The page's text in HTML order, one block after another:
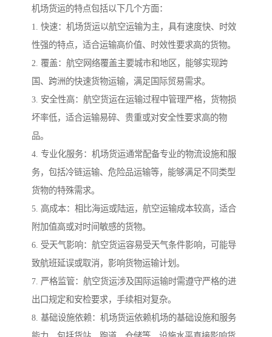
机场货运的特点包括以下几个方面：
1. 快速：机场货运以航空运输为主，具有速度快、时效
性强的特点，适合运输高价值、时效性要求高的货物。
2. 覆盖：航空网络覆盖主要城市和地区，能够实现跨
国、跨洲的快速货物运输，满足国际贸易需求。
3. 安全性高：航空货运在运输过程中管理严格，货物损
坏率低，适合运输易碎、贵重或对安全性要求高的物
品。
4. 专业化服务：机场货运通常配备专业的物流设施和服
务，包括冷链运输、危险品运输等，能够满足不同类型
货物的特殊需求。
5. 高成本：相比海运或陆运，航空运输成本较高，适合
附加值高或对时间敏感的货物。
6. 受天气影响：航空货运容易受天气条件影响，可能导
致航班延误或取消，影响货物运输计划。
7. 严格监管：航空货运涉及国际运输时需遵守严格的进
出口规定和安检要求，手续相对复杂。
8. 基础设施依赖：机场货运依赖机场的基础设施和服务